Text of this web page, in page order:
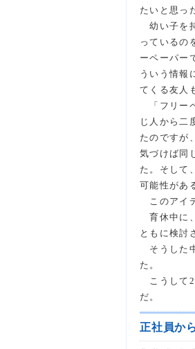
たいと思っ
幼い子を
っているの
ーペーパー
ういう情報
てくる友人
「フリー
じ人から二
たのですが
気づけば同
た。そして
可能性があ
このアイ
育休中に
ともに検討
そうした
た。
こうして
だ。
正社員か